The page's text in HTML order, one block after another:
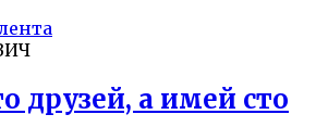
друзей, а имей сто